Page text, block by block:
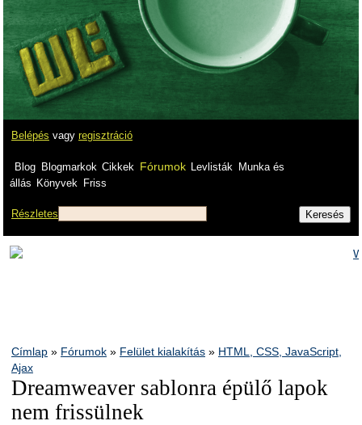
Belépés vagy regisztráció
Blog Blogmarkok Cikkek Fórumok Levlisták
Munka és
állás Könyvek Friss
Részletes
Címlap » Fórumok » Felület kialakítás » HTML, CSS, JavaScript,
Ajax
Dreamweaver sablonra épülő lapok
nem frissülnek